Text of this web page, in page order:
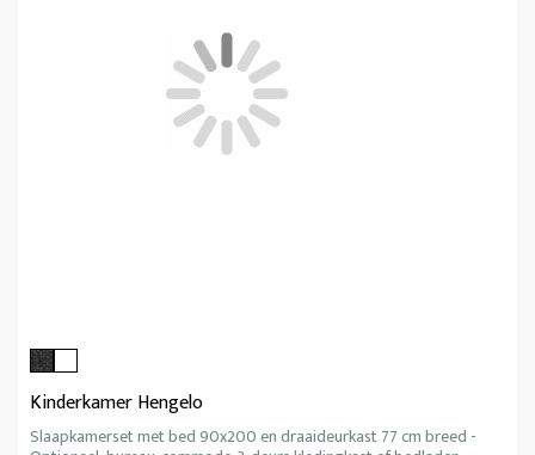
Kinderkamer Hengelo
Slaapkamerset met bed 90x200 en draaideurkast 77 cm breed -